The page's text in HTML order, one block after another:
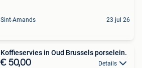
Sint-Amands 23 jul 26
Koffieservies in Oud Brussels porselein.
€ 50,00 Details